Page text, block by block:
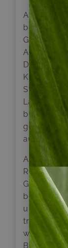
Am Rande
befinden
Antay in
Diese
Kunza
Struktur
beruht und
ausdrücken
Am
Richtung
Gemeinde
besuchen
und lassen
während